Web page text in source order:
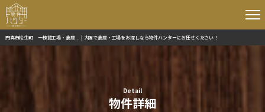
門真市松生町 一棟貸工場・倉庫... | 大阪で倉庫・工場をお探しなら物件ハンターにお任せください！
Detail
物件詳細